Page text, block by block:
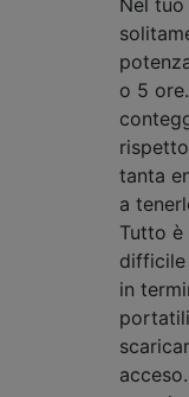
o 5
tanta
a
Tutto è
difficile
in